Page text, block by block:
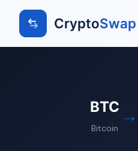
CryptoSwap
BTC
Bitcoin
→